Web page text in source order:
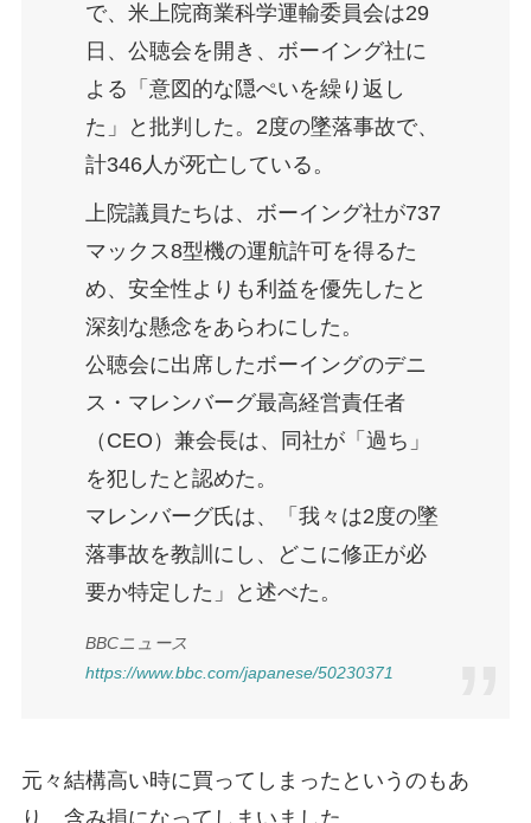
で、米上院商業科学運輸委員会は29
日、公聴会を開き、ボーイング社に
よる「意図的な隠ぺいを繰り返し
た」と批判した。2度の墜落事故で、
計346人が死亡している。
上院議員たちは、ボーイング社が737
マックス8型機の運航許可を得るた
め、安全性よりも利益を優先したと
深刻な懸念をあらわにした。
公聴会に出席したボーイングのデニ
ス・マレンバーグ最高経営責任者
（CEO）兼会長は、同社が「過ち」
を犯したと認めた。
マレンバーグ氏は、「我々は2度の墜
落事故を教訓にし、どこに修正が必
要か特定した」と述べた。
BBCニュース
https://www.bbc.com/japanese/50230371
元々結構高い時に買ってしまったというのもあ